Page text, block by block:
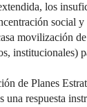
los
social
movilización
institucionales)
de Planes
una respuesta